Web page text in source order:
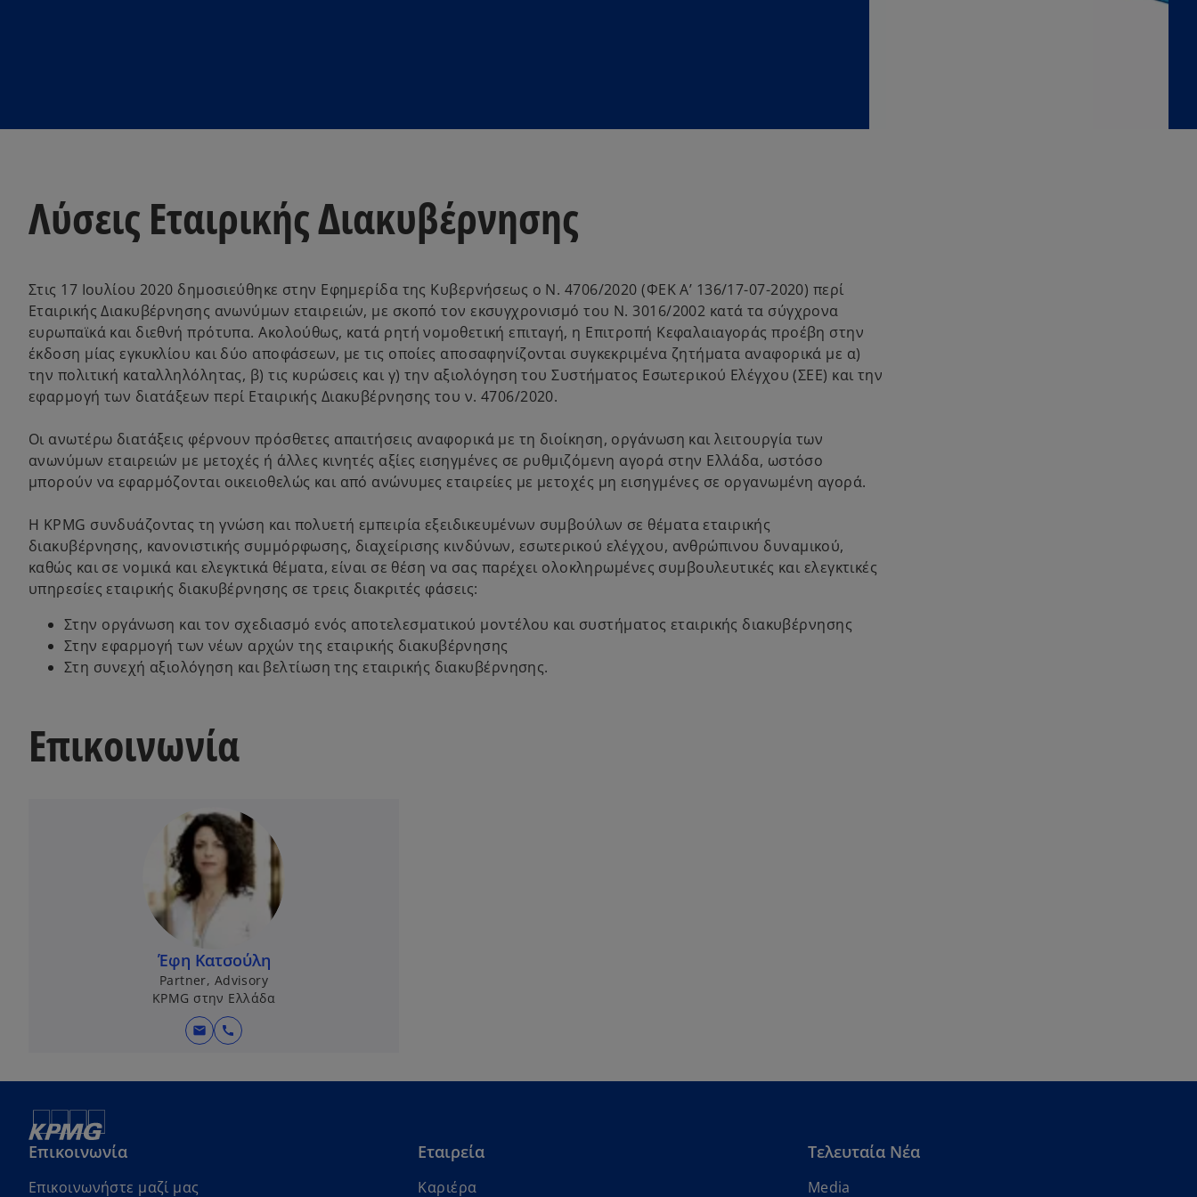
Λύσεις Εταιρικής Διακυβέρνησης
Στις 17 Ιουλίου 2020 δημοσιεύθηκε στην Εφημερίδα της Κυβερνήσεως ο Ν. 4706/2020 (ΦΕΚ Α’ 136/17-07-2020) περί
Εταιρικής Διακυβέρνησης ανωνύμων εταιρειών, με σκοπό τον εκσυγχρονισμό του Ν. 3016/2002 κατά τα σύγχρονα
ευρωπαϊκά και διεθνή πρότυπα. Ακολούθως, κατά ρητή νομοθετική επιταγή, η Επιτροπή Κεφαλαιαγοράς προέβη στην
έκδοση μίας εγκυκλίου και δύο αποφάσεων, με τις οποίες αποσαφηνίζονται συγκεκριμένα ζητήματα αναφορικά με α)
την πολιτική καταλληλόλητας, β) τις κυρώσεις και γ) την αξιολόγηση του Συστήματος Εσωτερικού Ελέγχου (ΣΕΕ) και την
εφαρμογή των διατάξεων περί Εταιρικής Διακυβέρνησης του ν. 4706/2020.
Οι ανωτέρω διατάξεις φέρνουν πρόσθετες απαιτήσεις αναφορικά με τη διοίκηση, οργάνωση και λειτουργία των
ανωνύμων εταιρειών με μετοχές ή άλλες κινητές αξίες εισηγμένες σε ρυθμιζόμενη αγορά στην Ελλάδα, ωστόσο
μπορούν να εφαρμόζονται οικειοθελώς και από ανώνυμες εταιρείες με μετοχές μη εισηγμένες σε οργανωμένη αγορά.
Η KPMG συνδυάζοντας τη γνώση και πολυετή εμπειρία εξειδικευμένων συμβούλων σε θέματα εταιρικής
διακυβέρνησης, κανονιστικής συμμόρφωσης, διαχείρισης κινδύνων, εσωτερικού ελέγχου, ανθρώπινου δυναμικού,
καθώς και σε νομικά και ελεγκτικά θέματα, είναι σε θέση να σας παρέχει ολοκληρωμένες συμβουλευτικές και ελεγκτικές
υπηρεσίες εταιρικής διακυβέρνησης σε τρεις διακριτές φάσεις:
Στην οργάνωση και τον σχεδιασμό ενός αποτελεσματικού μοντέλου και συστήματος εταιρικής διακυβέρνησης
Στην εφαρμογή των νέων αρχών της εταιρικής διακυβέρνησης
Στη συνεχή αξιολόγηση και βελτίωση της εταιρικής διακυβέρνησης.
Επικοινωνία
Έφη Κατσούλη
Partner, Advisory
KPMG στην Ελλάδα
mail call
Επικοινωνία
Επικοινωνήστε μαζί μας
Εταιρεία
Καριέρα
Τελευταία Νέα
Media